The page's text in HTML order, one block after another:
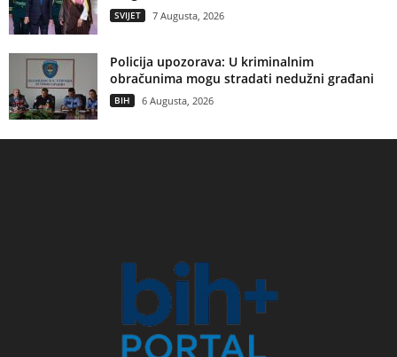
SVIJET 7 Augusta, 2026
Policija upozorava: U kriminalnim
obračunima mogu stradati nedužni građani
BIH 6 Augusta, 2026